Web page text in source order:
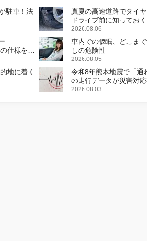
駐車！法
真夏の高速道路でタイ
ドライブ前に知ってお
2026.08.06
仕様を変
車内での仮眠、どこま
しの危険性
2026.08.05
地に着く
令和8年熊本地震で「通
の走行データが災害対
2026.08.03